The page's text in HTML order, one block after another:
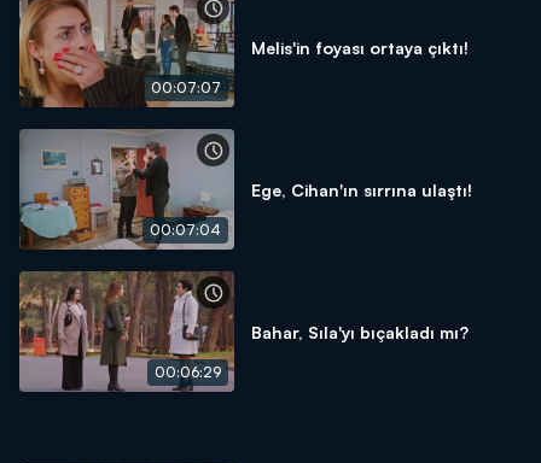
00:07:07
Melis'in foyası ortaya çıktı!
00:07:04
Ege, Cihan'ın sırrına ulaştı!
00:06:29
Bahar, Sıla'yı bıçakladı mı?